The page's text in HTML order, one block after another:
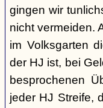
gingen wir
nicht vermeiden.
im Volksgarten
der HJ ist, bei
besprochenen
jeder HJ Streife,